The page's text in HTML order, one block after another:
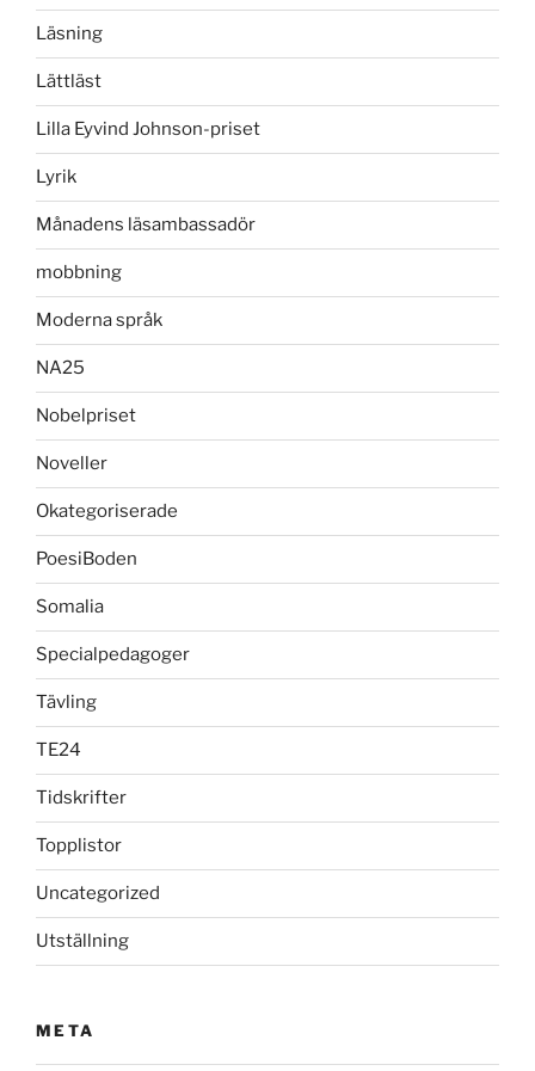
Läsning
Lättläst
Lilla Eyvind Johnson-priset
Lyrik
Månadens läsambassadör
mobbning
Moderna språk
NA25
Nobelpriset
Noveller
Okategoriserade
PoesiBoden
Somalia
Specialpedagoger
Tävling
TE24
Tidskrifter
Topplistor
Uncategorized
Utställning
META